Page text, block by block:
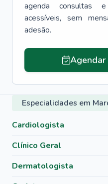
agenda consultas
acessíveis, sem
adesão.
Especialidades em
Cardiologista
Clínico Geral
Dermatologista